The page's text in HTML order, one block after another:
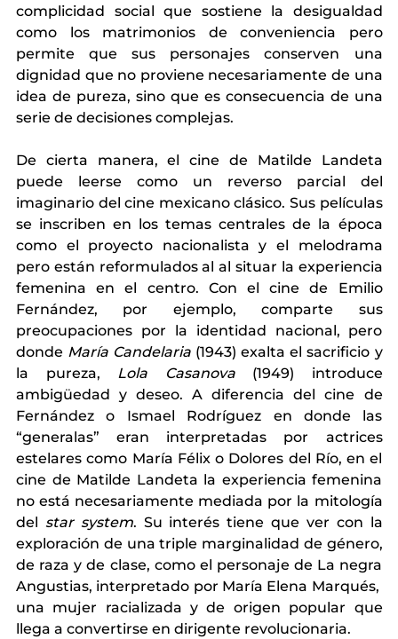
complicidad social que sostiene la desigualdad
como los matrimonios de conveniencia pero
permite que sus personajes conserven una
dignidad que no proviene necesariamente de una
idea de pureza, sino que es consecuencia de una
serie de decisiones complejas.
De cierta manera, el cine de Matilde Landeta
puede leerse como un reverso parcial del
imaginario del cine mexicano clásico. Sus películas
se inscriben en los temas centrales de la época
como el proyecto nacionalista y el melodrama
pero están reformulados al al situar la experiencia
femenina en el centro. Con el cine de Emilio
Fernández, por ejemplo, comparte sus
preocupaciones por la identidad nacional, pero
donde María Candelaria (1943) exalta el sacrificio y
la pureza, Lola Casanova (1949) introduce
ambigüedad y deseo. A diferencia del cine de
Fernández o Ismael Rodríguez en donde las
“generalas” eran interpretadas por actrices
estelares como María Félix o Dolores del Río, en el
cine de Matilde Landeta la experiencia femenina
no está necesariamente mediada por la mitología
del star system. Su interés tiene que ver con la
exploración de una triple marginalidad de género,
de raza y de clase, como el personaje de La negra
Angustias, interpretado por María Elena Marqués,
una mujer racializada y de origen popular que
llega a convertirse en dirigente revolucionaria.